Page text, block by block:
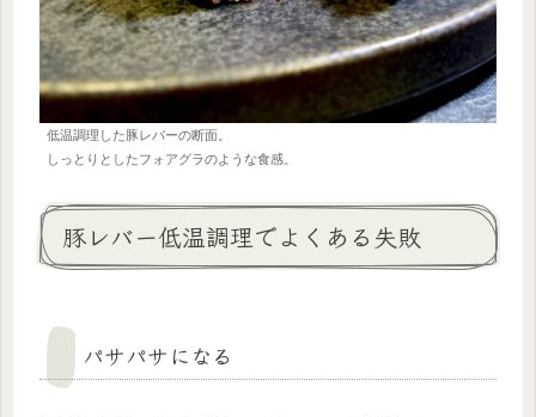
低温調理した豚レバーの断面。
しっとりとしたフォアグラのような食感。
豚レバー低温調理でよくある失敗
パサパサになる